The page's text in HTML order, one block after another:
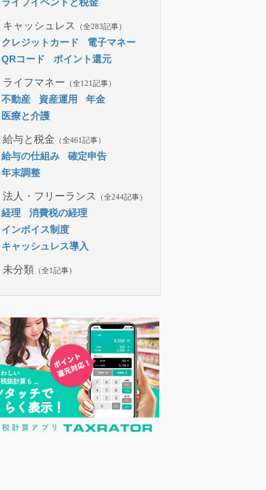
キャッシュレス （全283記事）
クレジットカード
電子マネー
QRコード
ポイント還元
ライフマネー （全121記事）
不動産 資産運用
年金
医療と介護
給与と税金 （全461記事）
給与の仕組み
確定申告
年末調整
法人・フリーランス （全244記事）
経理
消費税の経理
インボイス制度
キャッシュレス導入
未分類 （全1記事）